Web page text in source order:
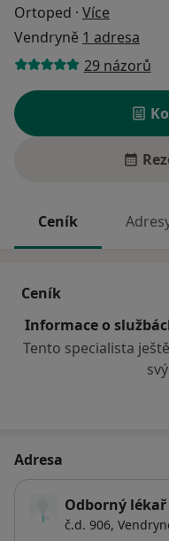
Ortoped · Více
Vendryně 1 adresa
29 názorů
Ceník
Ceník
Informace o
Tento specialista
Adresa
Odborný
č.d. 906,